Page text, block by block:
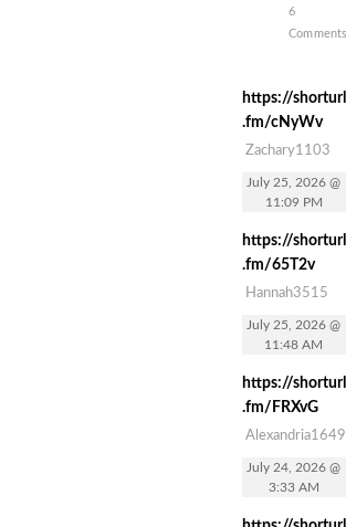
6
https://shorturl
.fm/cNyWv
Zachary1103
July 25, 2026 @
11:09 PM
https://shorturl
.fm/65T2v
Hannah3515
July 25, 2026 @
11:48 AM
https://shorturl
.fm/FRXvG
Alexandria1649
July 24, 2026 @
3:33 AM